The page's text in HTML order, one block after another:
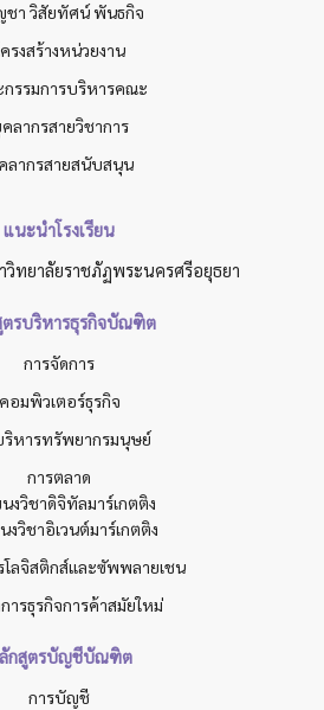
ชา วิสัยทัศน์ พันธกิจ
รงสร้างหน่วยงาน
รรมการบริหารคณะ
ลากรสายวิชาการ
ลากรสายสนับสนุน
แนะนำโรงเรียน
วิทยาลัยราชภัฏพระนครศรีอยุธยา
รบริหารธุรกิจบัณฑิต
การจัดการ
คอมพิวเตอร์ธุรกิจ
ริหารทรัพยากรมนุษย์
การตลาด
งวิชาดิจิทัลมาร์เกตติง
งวิชาอิเวนต์มาร์เกตติง
โลจิสติกส์และซัพพลายเชน
ารธุรกิจการค้าสมัยใหม่
กสูตรบัญชีบัณฑิต
การบัญชี